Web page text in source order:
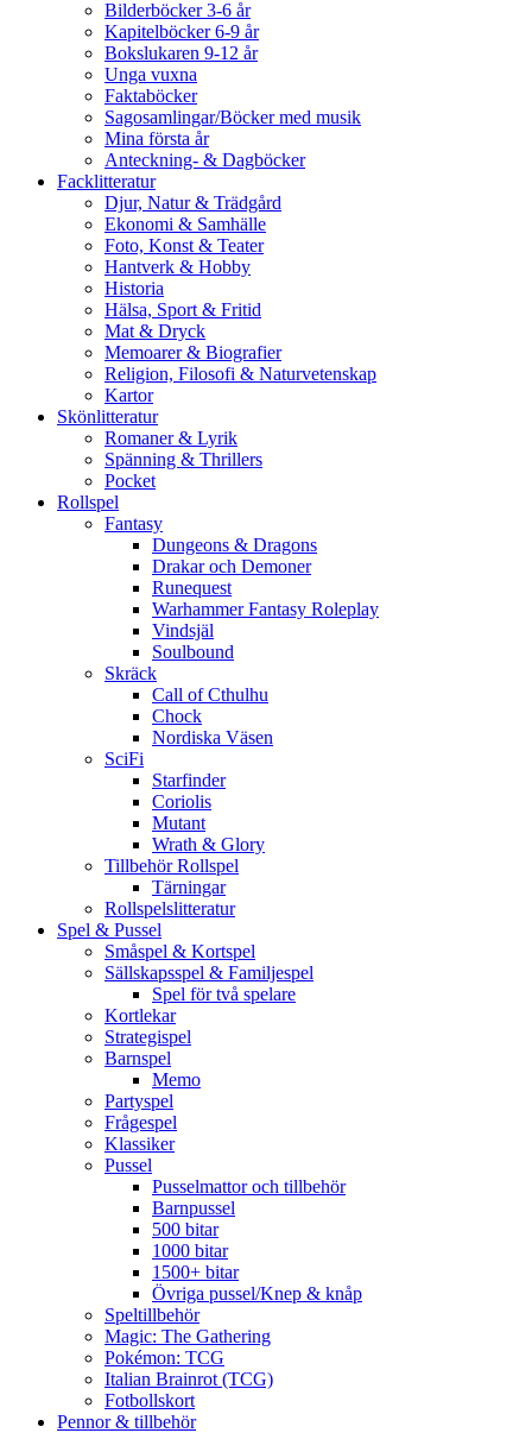
Bilderböcker 3-6 år
Kapitelböcker 6-9 år
Bokslukaren 9-12 år
Unga vuxna
Faktaböcker
Sagosamlingar/Böcker med musik
Mina första år
Anteckning- & Dagböcker
Facklitteratur
Djur, Natur & Trädgård
Ekonomi & Samhälle
Foto, Konst & Teater
Hantverk & Hobby
Historia
Hälsa, Sport & Fritid
Mat & Dryck
Memoarer & Biografier
Religion, Filosofi & Naturvetenskap
Kartor
Skönlitteratur
Romaner & Lyrik
Spänning & Thrillers
Pocket
Rollspel
Fantasy
Dungeons & Dragons
Drakar och Demoner
Runequest
Warhammer Fantasy Roleplay
Vindsjäl
Soulbound
Skräck
Call of Cthulhu
Chock
Nordiska Väsen
SciFi
Starfinder
Coriolis
Mutant
Wrath & Glory
Tillbehör Rollspel
Tärningar
Rollspelslitteratur
Spel & Pussel
Småspel & Kortspel
Sällskapsspel & Familjespel
Spel för två spelare
Kortlekar
Strategispel
Barnspel
Memo
Partyspel
Frågespel
Klassiker
Pussel
Pusselmattor och tillbehör
Barnpussel
500 bitar
1000 bitar
1500+ bitar
Övriga pussel/Knep & knåp
Speltillbehör
Magic: The Gathering
Pokémon: TCG
Italian Brainrot (TCG)
Fotbollskort
Pennor & tillbehör